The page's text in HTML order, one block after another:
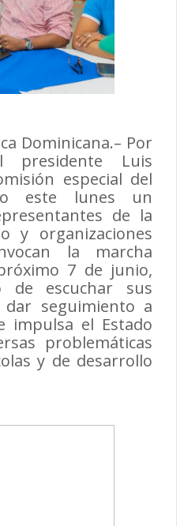
Dominicana.– Por
presidente Luis
especial del
este lunes un
de la
y organizaciones
la marcha
7 de junio,
de escuchar sus
seguimiento a
impulsa el Estado
problemáticas
y de desarrollo